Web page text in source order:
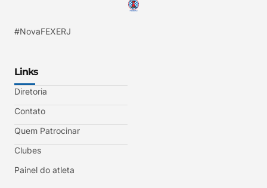
#NovaFEXERJ
Links
Diretoria
Contato
Quem Patrocinar
Clubes
Painel do atleta